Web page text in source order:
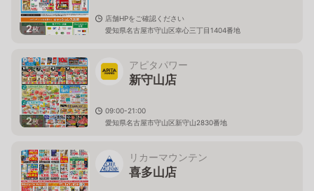
2枚
店舗HPをご確認ください
愛知県名古屋市守山区幸心三丁目1404番地
2枚
アピタパワー
新守山店
09:00-21:00
愛知県名古屋市守山区新守山2830番地
リカーマウンテン
喜多山店